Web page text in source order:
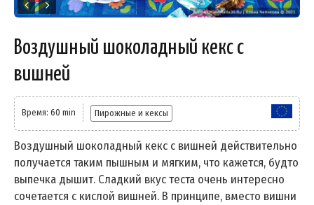
Воздушный шоколадный кекс с
вишней
Время: 60 min Пирожные и кексы
Воздушный шоколадный кекс с вишней действительно
получается таким пышным и мягким, что кажется, будто
выпечка дышит. Сладкий вкус теста очень интересно
сочетается с кислой вишней. В принципе, вместо вишни